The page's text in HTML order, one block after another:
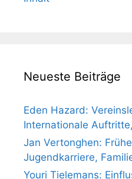
Neueste Beiträge
Eden Hazard:
Internationale
Jan Vertonghen:
Jugendkarriere,
Youri Tielemans: